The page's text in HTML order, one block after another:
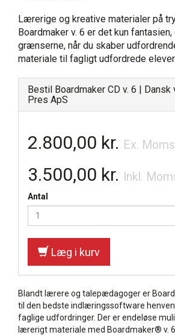
Lærerige og kreative materialer på
Boardmaker v. 6 er det kun
grænserne, når du skaber
materiale til fagligt udfordrede elever.
Bestil Boardmaker CD v. 6 |
Pres ApS
2.800,00 kr. Ex. Moms
3.500,00 kr. Inkl.
Antal
Læg i kurv
Blandt lærere og talepædagoger er
til den bedste indlæringssoftware
faglige udfordringer. Der er endeløse
lærerigt materiale med Boardmaker® v.